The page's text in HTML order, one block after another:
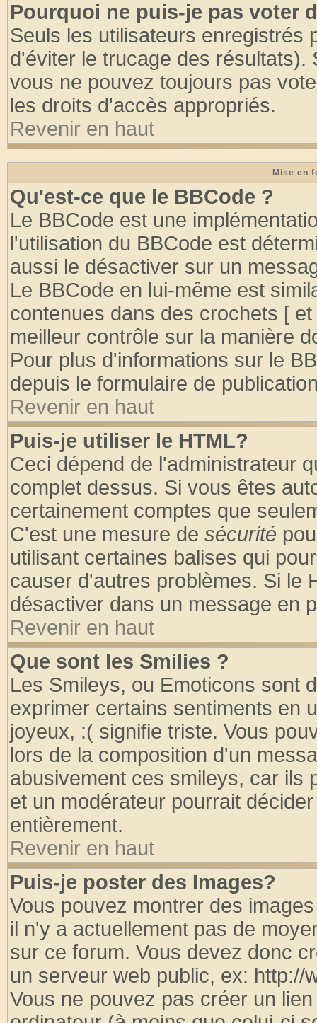
Pourquoi ne puis-je pas voter
Seuls les utilisateurs enregistrés
d'éviter le trucage des
vous ne pouvez toujours pas
les droits d'accès appropriés.
Revenir en haut
Mise en
Qu'est-ce que le BBCode ?
Le BBCode est une
l'utilisation du BBCode est
aussi le désactiver sur un
Le BBCode en lui-même est
contenues dans des crochets [
meilleur contrôle sur la manière
Pour plus d'informations sur le
depuis le formulaire de
Revenir en haut
Puis-je utiliser le HTML?
Ceci dépend de l'administrateur
complet dessus. Si vous êtes
certainement comptes que
C'est une mesure de sécurité
utilisant certaines balises qui
causer d'autres problèmes. Si le
désactiver dans un message en
Revenir en haut
Que sont les Smilies ?
Les Smileys, ou Emoticons sont
exprimer certains sentiments en
joyeux, :( signifie triste. Vous
lors de la composition d'un
abusivement ces smileys, car ils
et un modérateur pourrait
entièrement.
Revenir en haut
Puis-je poster des Images?
Vous pouvez montrer des
il n'y a actuellement pas de
sur ce forum. Vous devez donc
un serveur web public, ex: http://
Vous ne pouvez pas créer un